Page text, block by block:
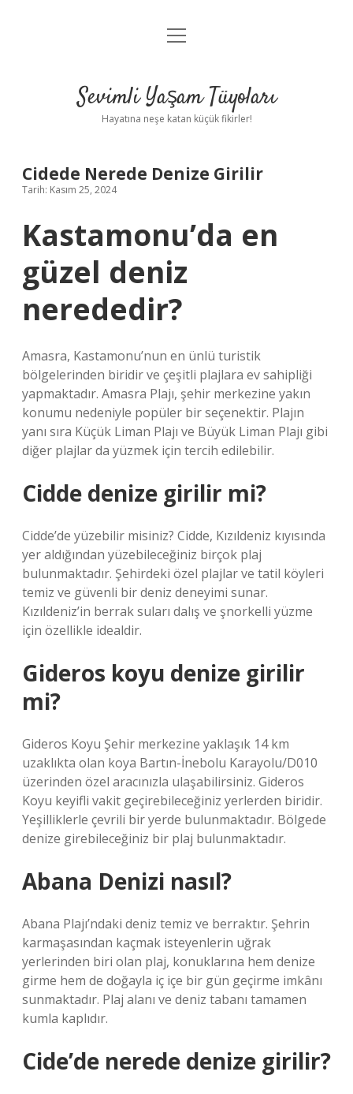
Anasayfa
Yasal Uyarı
menüyü
Sevimli Yaşam Tüyoları
Hayatına neşe katan küçük fikirler!
Cidede Nerede Denize Girilir
Tarih: Kasım 25, 2024
Kastamonu’da en
güzel deniz
nerededir?
Amasra, Kastamonu’nun en ünlü turistik
bölgelerinden biridir ve çeşitli plajlara ev sahipliği
yapmaktadır. Amasra Plajı, şehir merkezine yakın
konumu nedeniyle popüler bir seçenektir. Plajın
yanı sıra Küçük Liman Plajı ve Büyük Liman Plajı gibi
diğer plajlar da yüzmek için tercih edilebilir.
Cidde denize girilir mi?
Cidde’de yüzebilir misiniz? Cidde, Kızıldeniz kıyısında
yer aldığından yüzebileceğiniz birçok plaj
bulunmaktadır. Şehirdeki özel plajlar ve tatil köyleri
temiz ve güvenli bir deniz deneyimi sunar.
Kızıldeniz’in berrak suları dalış ve şnorkelli yüzme
için özellikle idealdir.
Gideros koyu denize girilir
mi?
Gideros Koyu Şehir merkezine yaklaşık 14 km
uzaklıkta olan koya Bartın-İnebolu Karayolu/D010
üzerinden özel aracınızla ulaşabilirsiniz. Gideros
Koyu keyifli vakit geçirebileceğiniz yerlerden biridir.
Yeşilliklerle çevrili bir yerde bulunmaktadır. Bölgede
denize girebileceğiniz bir plaj bulunmaktadır.
Abana Denizi nasıl?
Abana Plajı’ndaki deniz temiz ve berraktır. Şehrin
karmaşasından kaçmak isteyenlerin uğrak
yerlerinden biri olan plaj, konuklarına hem denize
girme hem de doğayla iç içe bir gün geçirme imkânı
sunmaktadır. Plaj alanı ve deniz tabanı tamamen
kumla kaplıdır.
Cide’de nerede denize girilir?